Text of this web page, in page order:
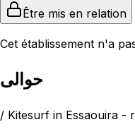
Être mis en relation
Cet établissement n'a
حوالى
/ Kitesurf in Essaouira -